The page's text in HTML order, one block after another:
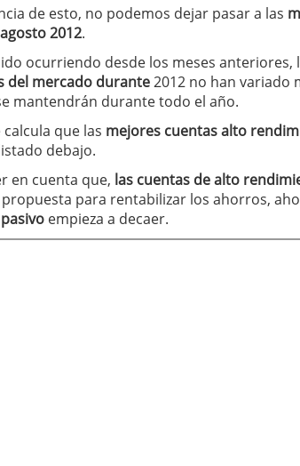
de esto, no podemos dejar pasar a las
2012.
ocurriendo desde los meses anteriores,
del mercado durante2012 no han variado
mantendrán durante todo el año.
que las mejores cuentas alto
debajo.
en cuenta que, las cuentas de alto
para rentabilizar los ahorros,
empieza a decaer.